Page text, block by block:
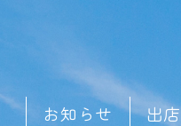
お知らせ 出